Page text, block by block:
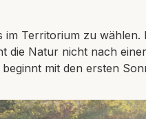
Territorium zu wählen.
die Natur nicht nach
mit den ersten